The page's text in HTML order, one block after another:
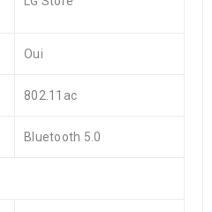
Oui
802.11ac
Bluetooth 5.0